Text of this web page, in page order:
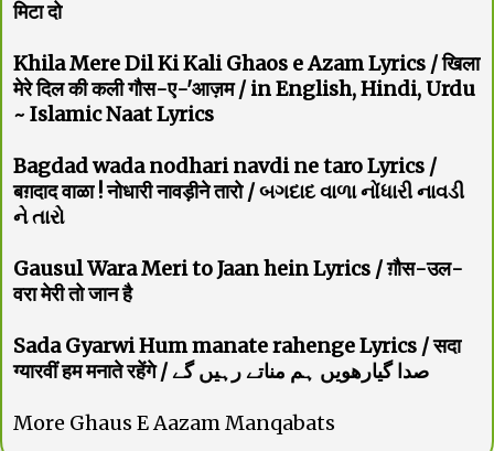
मिटा दो
Khila Mere Dil Ki Kali Ghaos e Azam Lyrics / खिला
मेरे दिल की कली गौस-ए-'आज़म / in English, Hindi, Urdu
~ Islamic Naat Lyrics
Bagdad wada nodhari navdi ne taro Lyrics /
बग़दाद वाळा ! नोधारी नावड़ीने तारो / બગદાદ વાળા નોંધારી નાવડી
ને તારો
Gausul Wara Meri to Jaan hein Lyrics / ग़ौस-उल-
वरा मेरी तो जान है
Sada Gyarwi Hum manate rahenge Lyrics / सदा
ग्यारवीं हम मनाते रहेंगे / صدا گیارھویں ہم مناتے رہیں گے
More Ghaus E Aazam Manqabats